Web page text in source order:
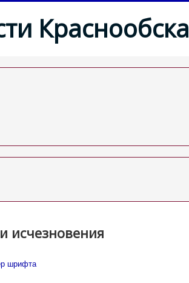
Краснообска
исчезновения
шрифта